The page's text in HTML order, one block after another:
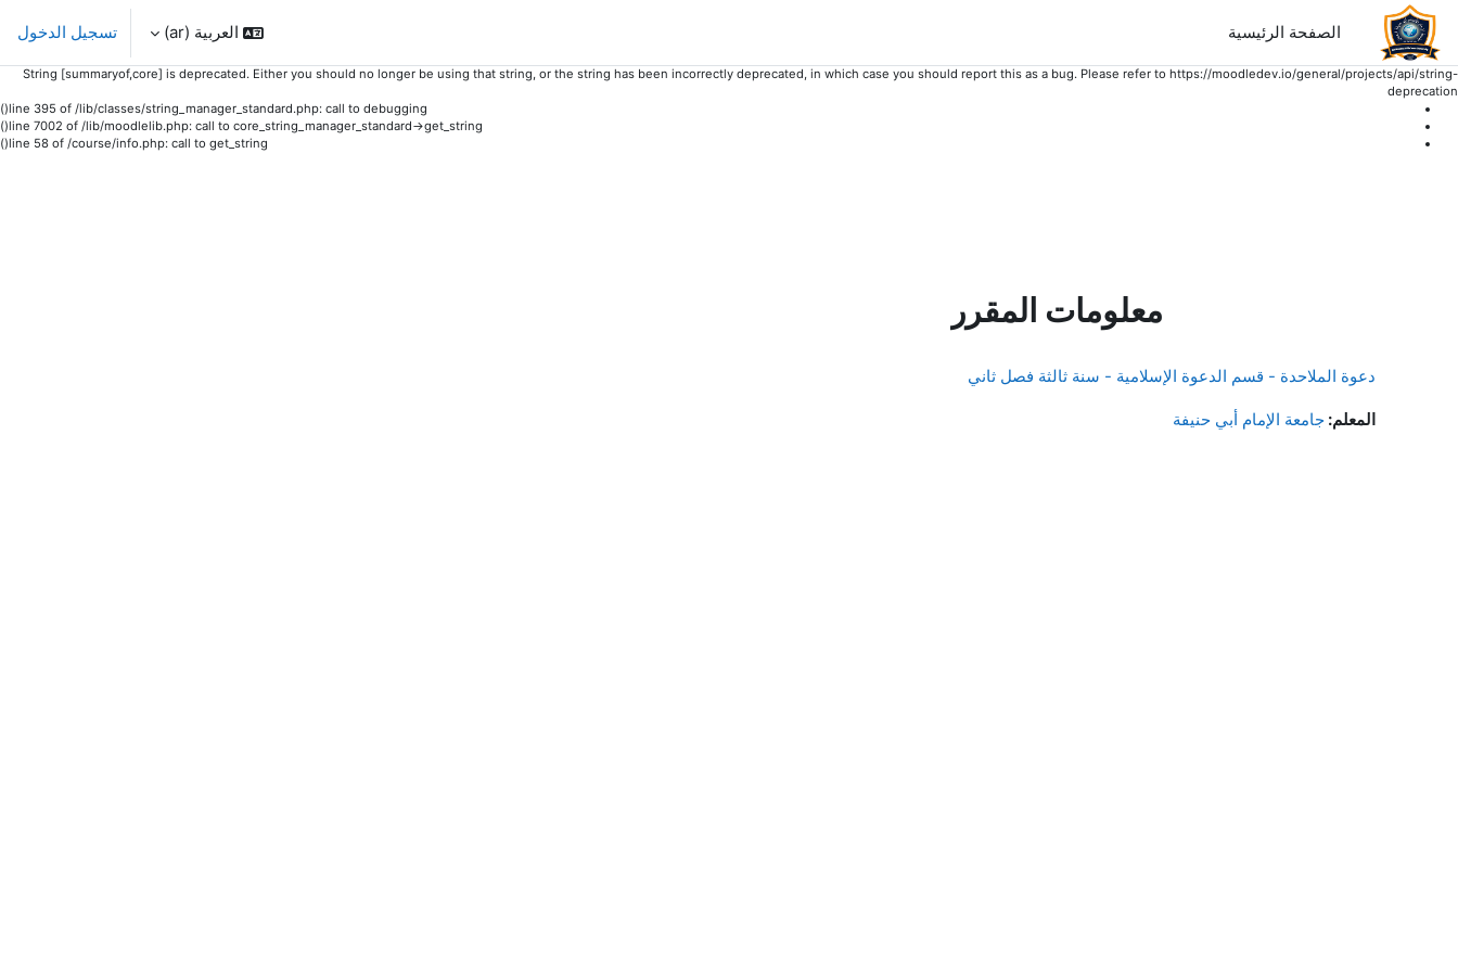
String [summaryof,core] is deprecated. Either you should no longer be using that string, or the string has been incorrectly deprecated, in which case you should report this as a bug. Please refer to https://moodledev.io/general/projects/api/string-
deprecation
line 395 of /lib/classes/string_manager_standard.php: call to debugging()
line 7002 of /lib/moodlelib.php: call to core_string_manager_standard->get_string()
line 58 of /course/info.php: call to get_string()
الصفحة الرئيسية العربية ‎(ar)‎ تسجيل الدخول
معلومات المقرر
دعوة الملاحدة - قسم الدعوة الإسلامية - سنة ثالثة فصل ثاني
المعلم: جامعة الإمام أبي حنيفة